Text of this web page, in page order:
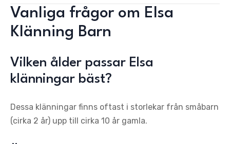
Vanliga frågor om Elsa
Klänning Barn
Vilken ålder passar Elsa
klänningar bäst?
Dessa klänningar finns oftast i storlekar från småbarn
(cirka 2 år) upp till cirka 10 år gamla.